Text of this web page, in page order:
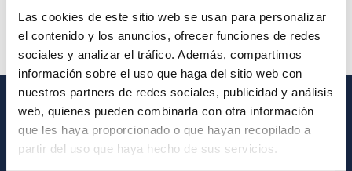
Las cookies de este sitio web se usan para personalizar
el contenido y los anuncios, ofrecer funciones de redes
sociales y analizar el tráfico. Además, compartimos
información sobre el uso que haga del sitio web con
nuestros partners de redes sociales, publicidad y análisis
web, quienes pueden combinarla con otra información
que les haya proporcionado o que hayan recopilado a
partir del uso que haya hecho de sus servicios.
GENERAL INFORMATION
Contact